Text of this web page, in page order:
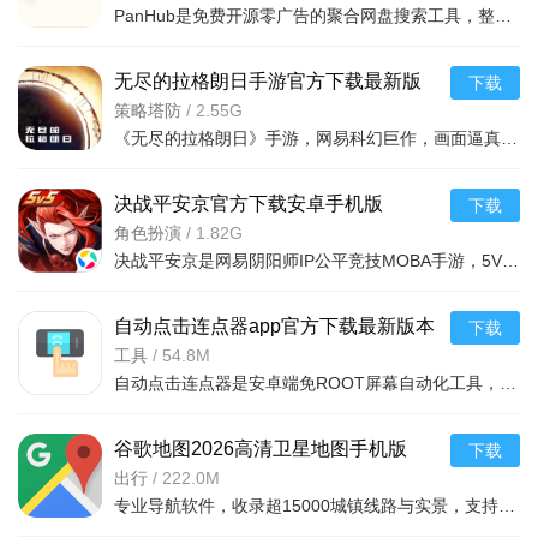
无尽的拉格朗日手游官方下载最新版
v1.2.1094278安卓版
策略塔防 / 2.55G
下载
决战平安京官方下载安卓手机版
v1.311.0最新版
角色扮演 / 1.82G
下载
自动点击连点器app官方下载最新版本
v3.8.5安卓版
工具 / 54.8M
下载
谷歌地图2026高清卫星地图手机版
v26.13.06官方版
出行 / 222.0M
下载